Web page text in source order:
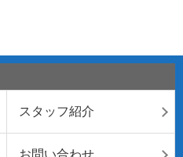
スタッフ紹介
お問い合わせ